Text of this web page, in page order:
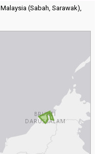
Malaysia (Sabah, Sarawak),